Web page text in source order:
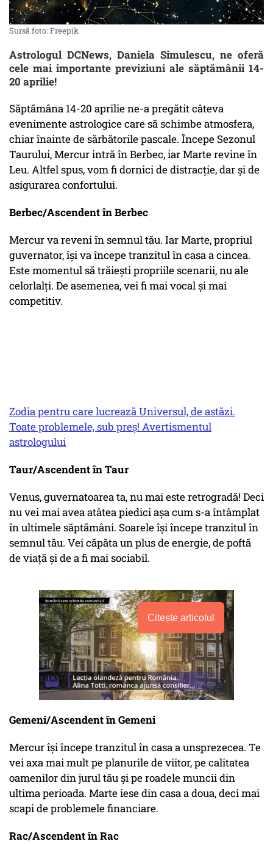
Sursă foto: Freepik
Astrologul DCNews, Daniela Simulescu, ne oferă
cele mai importante previziuni ale săptămânii 14-
20 aprilie!
Săptămâna 14-20 aprilie ne-a pregătit câteva
evenimente astrologice care să schimbe atmosfera,
chiar înainte de sărbătorile pascale. Începe Sezonul
Taurului, Mercur intră în Berbec, iar Marte revine în
Leu. Altfel spus, vom fi dornici de distracție, dar și de
asigurarea confortului.
Berbec/Ascendent în Berbec
Mercur va reveni în semnul tău. Iar Marte, propriul
guvernator, își va începe tranzitul în casa a cincea.
Este momentul să trăiești propriile scenarii, nu ale
celorlalți. De asemenea, vei fi mai vocal și mai
competitiv.
Zodia pentru care lucrează Universul, de astăzi.
Toate problemele, sub preș! Avertismentul
astrologului
Taur/Ascendent în Taur
Venus, guvernatoarea ta, nu mai este retrogradă! Deci
nu vei mai avea atâtea piedici așa cum s-a întâmplat
în ultimele săptămâni. Soarele își începe tranzitul în
semnul tău. Vei căpăta un plus de energie, de poftă
de viață și de a fi mai sociabil.
Citește articolul
Gemeni/Ascendent în Gemeni
Mercur își începe tranzitul în casa a unsprezecea. Te
vei axa mai mult pe planurile de viitor, pe calitatea
oamenilor din jurul tău și pe roadele muncii din
ultima perioada. Marte iese din casa a doua, deci mai
scapi de problemele financiare.
Rac/Ascendent în Rac